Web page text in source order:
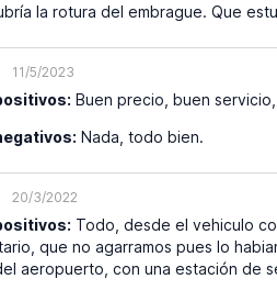
la rotura del embrague. Que
11/5/2023
Buen precio, buen
Nada, todo bien.
20/3/2022
Todo, desde el vehiculo
que no agarramos pues lo
aeropuerto, con una estación de